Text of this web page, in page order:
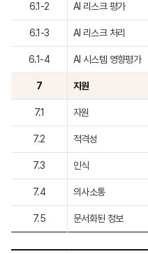
6.1-2 AI 리스크 평가
6.1-3 AI 리스크 처리
6.1-4 AI 시스템 영향평가
7 지원
7.1 자원
7.2 적격성
7.3 인식
7.4 의사소통
7.5 문서화된 정보